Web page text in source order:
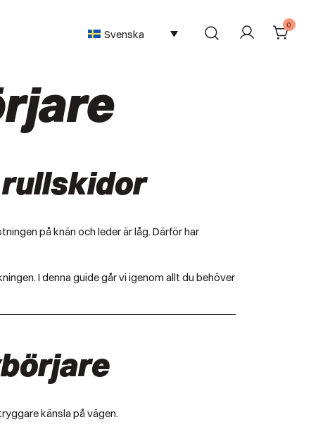
Svenska
0
rullskidor
på knän och leder är låg. Därför har
I denna guide går vi igenom allt du behöver
känsla på vägen.